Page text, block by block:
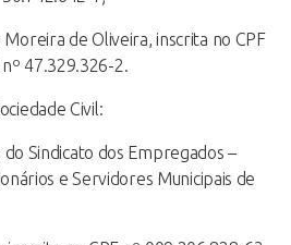
de Oliveira, inscrita no CPF
47.329.326-2.
Civil:
Sindicato dos Empregados –
e Servidores Municipais de